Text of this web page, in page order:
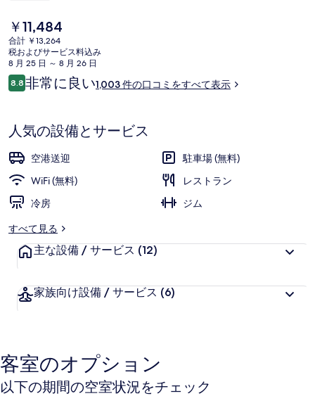
リ
ー
現
在
の
料
金
は
す
￥11,484
合計 ￥13,264
税およびサービス料込み
8 月 25 日 ～ 8 月 26 日
口
コ
8.810段階中8.8
非常に良い1,003 件の口コミをすべて表示
人気の設備とサービス
空港送迎
駐車場 (無料)
WiFi (無料)
レストラン
冷房
ジム
すべて見る
主な設備 / サービス (12)
家族向け設備 / サービス (6)
客室のオプション
以下の期間の空室状況をチェック